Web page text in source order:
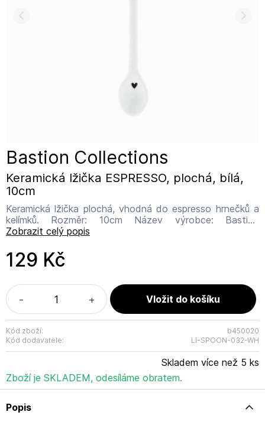
Bastion Collections
Keramická lžička ESPRESSO, plochá, bílá,
10cm
Keramická lžička plochá, vhodná do espresso hrnečků a
kelímků. Rozměr: 10cm Název výrobce: Bastion
Collections Adresa výrobce: IJsselveld 2b, 3417 XH
Zobrazit celý popis
129 Kč
- +
Kód zboží:
b450020
Kód dodavatele:
LI-SPOON-032-WH
Skladem více než 5 ks
Zboží je SKLADEM, odesíláme obratem.
Popis